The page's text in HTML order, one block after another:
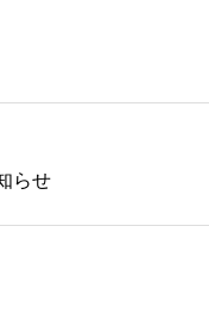
らせ